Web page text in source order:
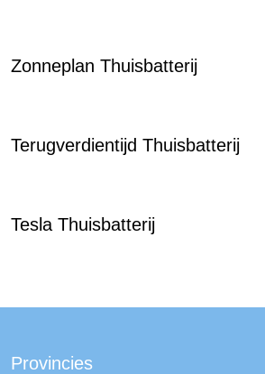
Zonneplan Thuisbatterij
Terugverdientijd Thuisbatterij
Tesla Thuisbatterij
Provincies